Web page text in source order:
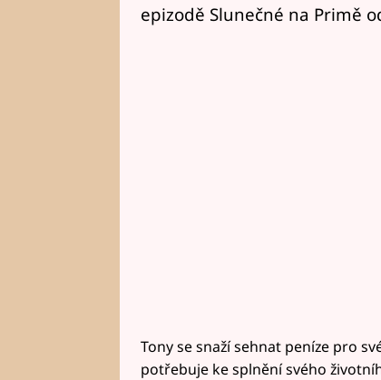
epizodě Slunečné na Primě
Tony se snaží sehnat peníze pro
potřebuje ke splnění svého